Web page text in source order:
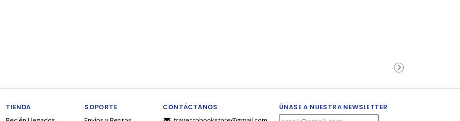
TIENDA SOPORTE CONTÁCTANOS ÚNASE A NUESTRA NEWSLETTER